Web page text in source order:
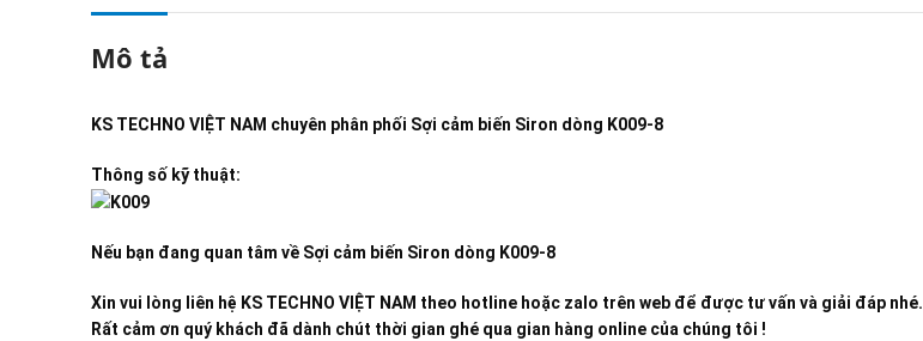
Mô tả
KS TECHNO VIỆT NAM chuyên phân phối Sợi cảm biến Siron dòng K009-8
Thông số kỹ thuật:
Nếu bạn đang quan tâm về Sợi cảm biến Siron dòng K009-8
Xin vui lòng liên hệ KS TECHNO VIỆT NAM theo hotline hoặc zalo trên web để được tư vấn và giải đáp nhé.
Rất cảm ơn quý khách đã dành chút thời gian ghé qua gian hàng online của chúng tôi !